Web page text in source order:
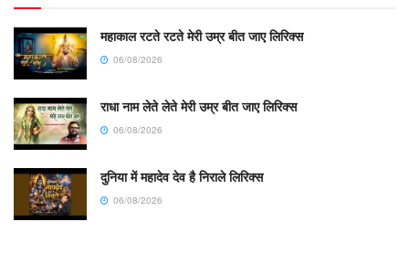
महाकाल रटते रटते मेरी उम्र बीत जाए लिरिक्स
06/08/2026
राधा नाम लेते लेते मेरी उम्र बीत जाए लिरिक्स
06/08/2026
दुनिया में महादेव देव है निराले लिरिक्स
06/08/2026